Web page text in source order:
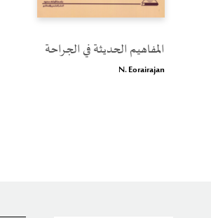
المفاهيم الحديثة في الجراحة
N. Eorairajan